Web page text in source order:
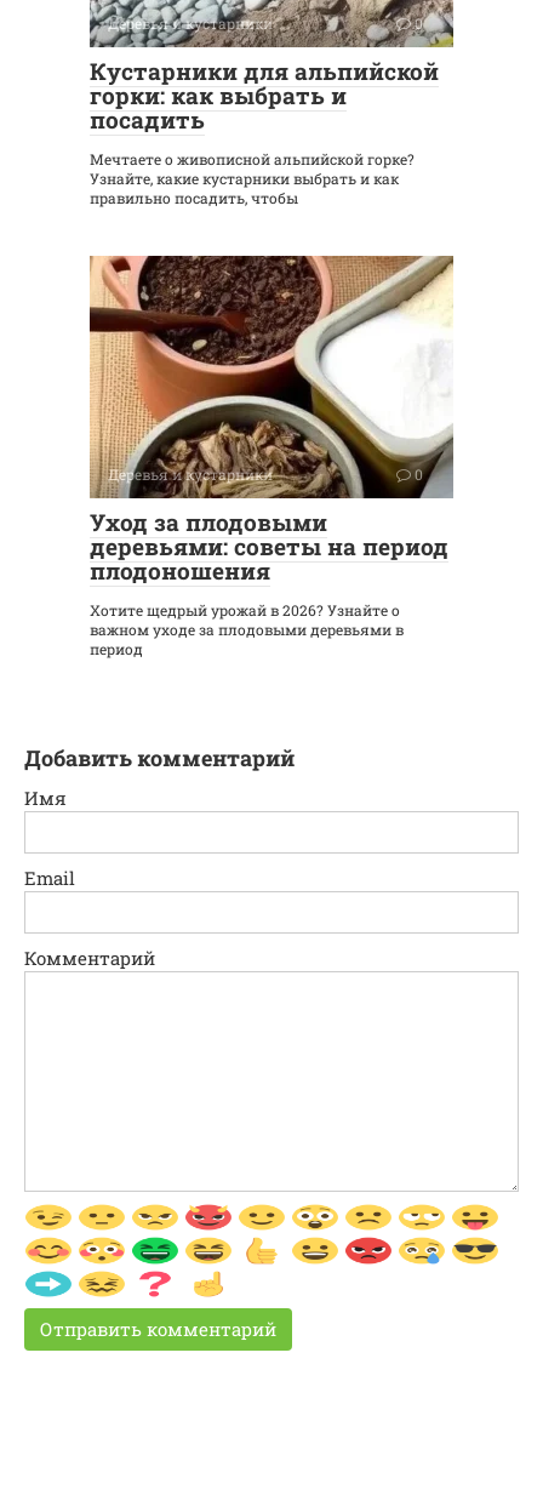
Деревья и кустарники 0
Кустарники для альпийской
горки: как выбрать и
посадить
Мечтаете о живописной альпийской горке?
Узнайте, какие кустарники выбрать и как
правильно посадить, чтобы
Деревья и кустарники 0
Уход за плодовыми
деревьями: советы на период
плодоношения
Хотите щедрый урожай в 2026? Узнайте о
важном уходе за плодовыми деревьями в
период
Добавить комментарий
Имя
Email
Комментарий